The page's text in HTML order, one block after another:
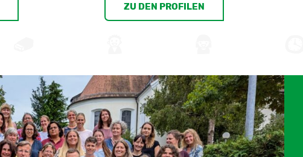
ZU DEN PROFILEN